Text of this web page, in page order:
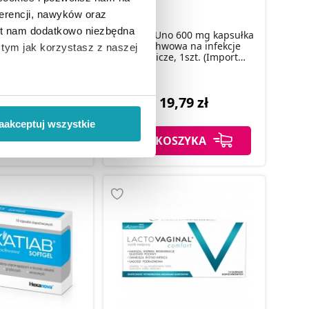
nawyków oraz
dodatkowo niezbędna
tym jak korzystasz z naszej
się zbieranie danych o
z brakiem dostępu do
wszystkie
globulki
na infekcje
10 szt.
zł
Gynoxin Uno 600 mg kapsułka
dopochwowa na infekcje
grzybicze, 1szt. (Import
19,79 zł
DO KOSZYKA